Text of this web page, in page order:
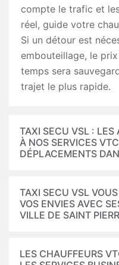
compte le trafic et
réel, guide votre
Si un détour est
embouteillage, le
temps sera
trajet le plus rapide.
TAXI SECU VSL : LES
À NOS SERVICES
DÉPLACEMENTS
TAXI SECU VSL
VOS ENVIES AVEC
VILLE DE SAINT
LES CHAUFFEURS